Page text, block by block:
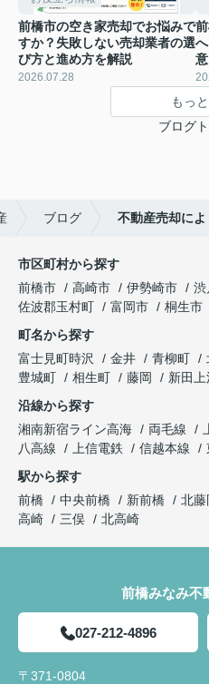
前橋市の空き家売却でお悩みで
すか？失敗しない売却業者の選
び方と進め方を解説
2026.07.28
もっ
ブログ
ブログ 不動産売却に
市区町村から探す
前橋市
高崎市 伊勢崎市 渋
佐波郡玉村町
富岡市 桐生市
町名から探す
富士見町時沢
金井 青柳町
豊城町
相生町 藤岡
新田
沿線から探す
湘南新宿ライン高海
両毛線
八高線
上信電鉄 信越本線
駅から探す
前橋
中央前橋 新前橋 北藤
高崎
三俣 北高崎
前橋みなみ不
027-212-4896
〒371-0804